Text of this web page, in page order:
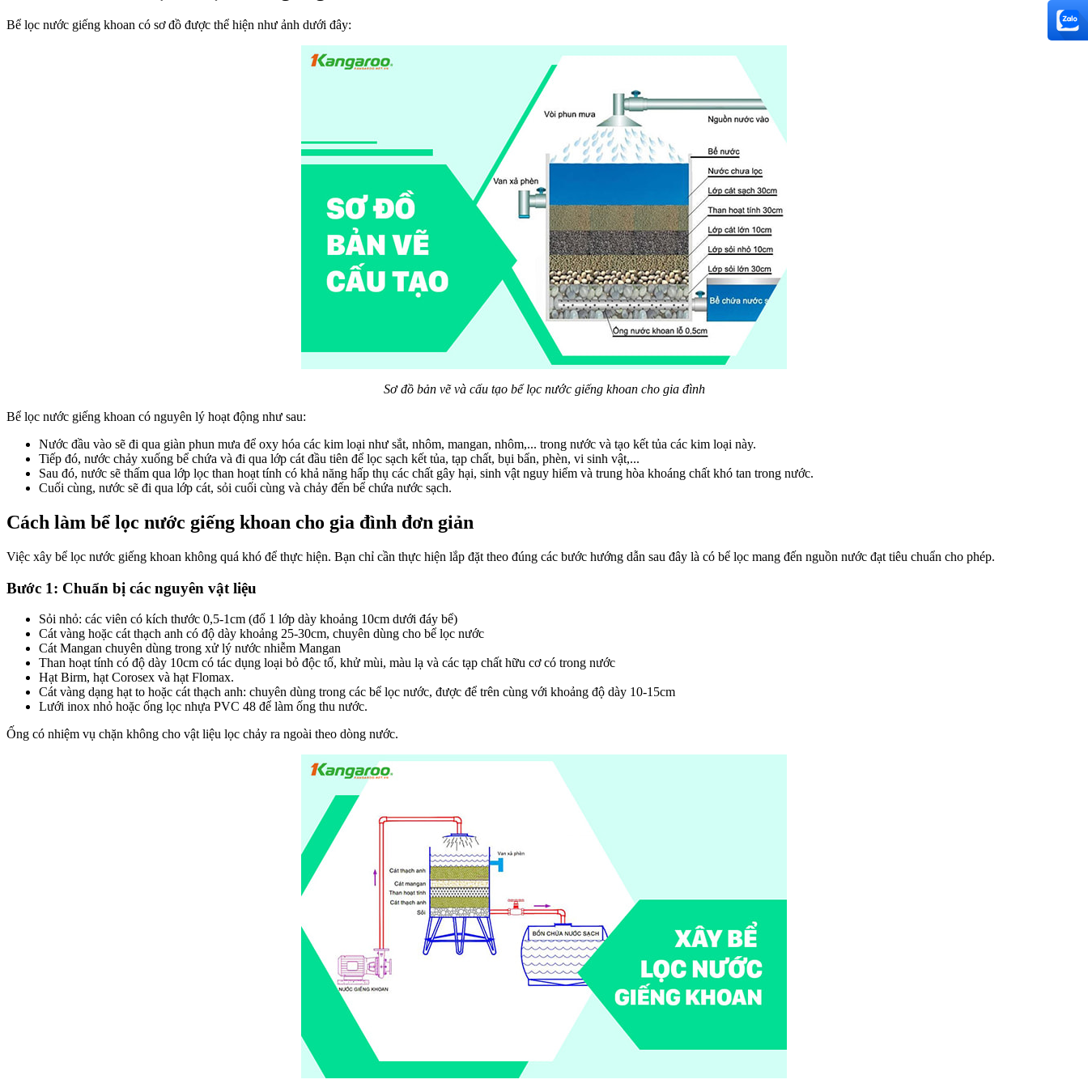
Bể lọc nước giếng khoan có sơ đồ được thể hiện như ảnh dưới đây:
Sơ đồ bản vẽ và cấu tạo bể lọc nước giếng khoan cho gia đình
Bể lọc nước giếng khoan có nguyên lý hoạt động như sau:
Nước đầu vào sẽ đi qua giàn phun mưa để oxy hóa các kim loại như sắt, nhôm, mangan, nhôm,... trong nước và tạo kết tủa các kim loại này.
Tiếp đó, nước chảy xuống bể chứa và đi qua lớp cát đầu tiên để lọc sạch kết tủa, tạp chất, bụi bẩn, phèn, vi sinh vật,...
Sau đó, nước sẽ thấm qua lớp lọc than hoạt tính có khả năng hấp thụ các chất gây hại, sinh vật nguy hiểm và trung hòa khoáng chất khó tan trong nước.
Cuối cùng, nước sẽ đi qua lớp cát, sỏi cuối cùng và chảy đến bể chứa nước sạch.
Cách làm bể lọc nước giếng khoan cho gia đình đơn giản
Việc xây bể lọc nước giếng khoan không quá khó để thực hiện. Bạn chỉ cần thực hiện lắp đặt theo đúng các bước hướng dẫn sau đây là có bể lọc mang đến nguồn nước đạt tiêu chuẩn cho phép.
Bước 1: Chuẩn bị các nguyên vật liệu
Sỏi nhỏ: các viên có kích thước 0,5-1cm (đổ 1 lớp dày khoảng 10cm dưới đáy bể)
Cát vàng hoặc cát thạch anh có độ dày khoảng 25-30cm, chuyên dùng cho bể lọc nước
Cát Mangan chuyên dùng trong xử lý nước nhiễm Mangan
Than hoạt tính có độ dày 10cm có tác dụng loại bỏ độc tố, khử mùi, màu lạ và các tạp chất hữu cơ có trong nước
Hạt Birm, hạt Corosex và hạt Flomax.
Cát vàng dạng hạt to hoặc cát thạch anh: chuyên dùng trong các bể lọc nước, được để trên cùng với khoảng độ dày 10-15cm
Lưới inox nhỏ hoặc ống lọc nhựa PVC 48 để làm ống thu nước.
Ống có nhiệm vụ chặn không cho vật liệu lọc chảy ra ngoài theo dòng nước.